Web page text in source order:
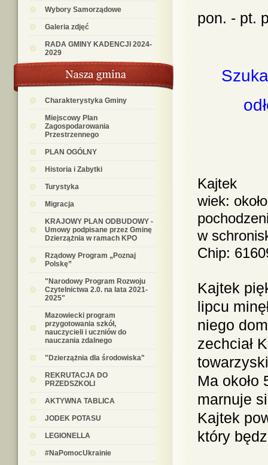
Wybory Samorządowe
Galeria zdjęć
RADA GMINY KADENCJI 2024-
2029
Charakterystyka Gminy
Miejscowy Plan
Zagospodarowania
Przestrzennego
PLAN OGÓLNY
Historia i Zabytki
Turystyka
Migracja
KRAJOWY PLAN ODBUDOWY -
Umowy podpisane przez Gminę
Dzierzążnia w ramach KPO
Rządowy Program „Poznaj
Polskę”
"Narodowy Program Rozwoju
Czytelnictwa 2.0. na lata 2021-
2025"
Mazowiecki program
przygotowania szkół,
nauczycieli i uczniów do
nauczania zdalnego
"Dzierzążnia dla środowiska"
REKRUTACJA DO
PRZEDSZKOLI
AKTYWNA TABLICA
JODEK POTASU
LEGIONELLA
#NaPomocUkrainie
pon. - pt.
Kajtek
wiek:
w
Chip:
Kajtek
lipcu
niego
zechciał
Ma około
marnuje
Kajtek
który